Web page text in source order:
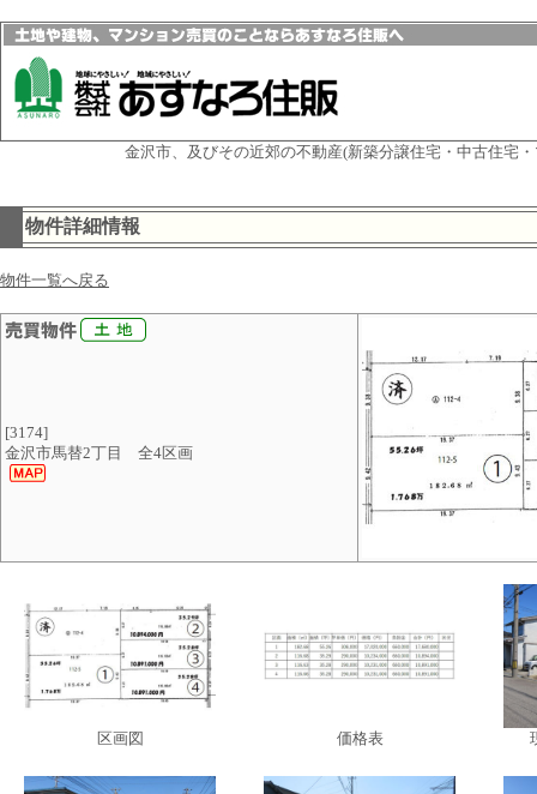
金沢市、及びその近郊の不動産(新築分譲住宅・中古住宅
物件詳細情報
物件一覧へ戻る
[3174]
金沢市馬替2丁目 全4区画
区画図
区画図 価格表